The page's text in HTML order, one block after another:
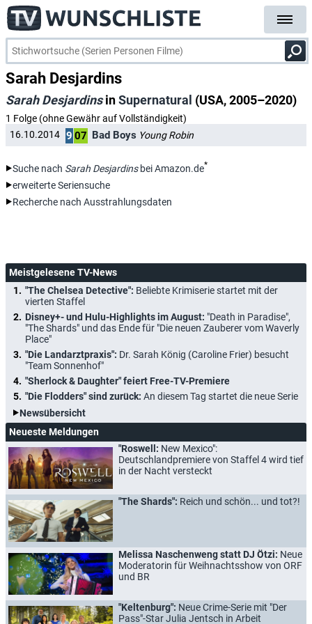
Sarah Desjardins
Sarah DesjardinsinSupernatural (USA, 2005–2020)
1 Folge (ohne Gewähr auf Vollständigkeit)
16.10.2014 9 07 Bad Boys Young Robin
Suche nach Sarah Desjardinsbei Amazon.de*
erweiterte Seriensuche
Recherche nach Ausstrahlungsdaten
Meistgelesene TV-News
"The Chelsea Detective": Beliebte Krimiserie startet mit der
vierten Staffel
Disney+- und Hulu-Highlights im August: "Death in Paradise",
"The Shards" und das Ende für "Die neuen Zauberer vom Waverly
Place"
"Die Landarztpraxis": Dr. Sarah König (Caroline Frier) besucht
"Team Sonnenhof"
"Sherlock & Daughter" feiert Free-TV-Premiere
"Die Flodders" sind zurück: An diesem Tag startet die neue Serie
Newsübersicht
Neueste Meldungen
"Roswell: New Mexico":
Deutschlandpremiere von Staffel 4 wird tief
in der Nacht versteckt
"The Shards": Reich und schön... und tot?!
Melissa Naschenweng statt DJ Ötzi: Neue
Moderatorin für Weihnachtsshow von ORF
und BR
"Keltenburg": Neue Crime-Serie mit "Der
Pass"-Star Julia Jentsch in Arbeit